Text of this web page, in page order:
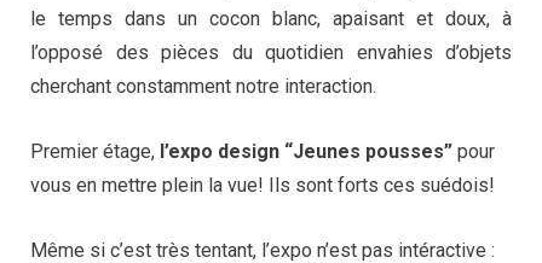
le temps dans un cocon blanc, apaisant et doux, à
l’opposé des pièces du quotidien envahies d’objets
cherchant constamment notre interaction.
Premier étage, l’expo design “Jeunes pousses” pour
vous en mettre plein la vue! Ils sont forts ces suédois!
Même si c’est très tentant, l’expo n’est pas intéractive :